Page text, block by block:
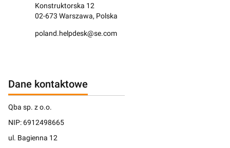
Konstruktorska 12
02-673 Warszawa, Polska
poland.helpdesk@se.com
Dane kontaktowe
Qba sp. z o.o.
NIP: 6912498665
ul. Bagienna 12